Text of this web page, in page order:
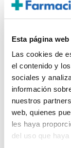
Esta página
Las cookies de
el contenido y
sociales y
información
nuestros
web, quienes
les haya
del uso que
NATURE'S
Source of Life
UNIDADES)
24,50€
- +